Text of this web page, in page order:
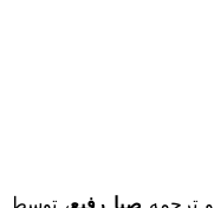
و ترجمه صبا رفیع، توسط